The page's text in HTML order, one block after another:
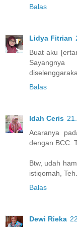
Balas
Lidya Fitrian
Buat aku
Balas
Idah Ceris
Acaranya
dengan BCC.
Btw, udah
istiqomah, Teh.
Balas
Dewi Rieka